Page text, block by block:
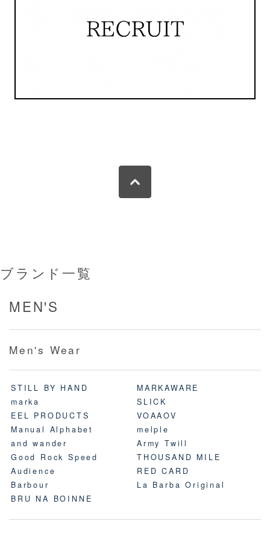
ブランド一覧
MEN'S
Men's Wear
STILL BY HAND
MARKAWARE
marka
SLICK
EEL PRODUCTS
VOAAOV
Manual Alphabet
melple
and wander
Army Twill
Good Rock Speed
THOUSAND MILE
Audience
RED CARD
Barbour
La Barba Original
BRU NA BOINNE